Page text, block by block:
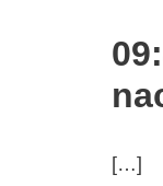
[…]